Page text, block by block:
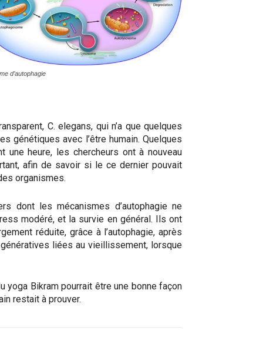
d’autophagie
C. elegans, qui n’a que quelques
génétiques avec l’être humain. Quelques
une heure, les chercheurs ont à nouveau
afin de savoir si le ce dernier pouvait
organismes.
dont les mécanismes d’autophagie ne
modéré, et la survie en général. Ils ont
réduite, grâce à l’autophagie, après
liées au vieillissement, lorsque
yoga Bikram pourrait être une bonne façon
restait à prouver.